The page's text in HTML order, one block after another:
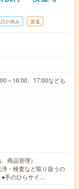
が休み 派遣
～16:00、17:00なども
商品管理）
・検査など取り扱うの
●手のひらサイ…